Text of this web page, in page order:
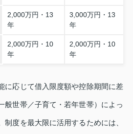
2,000万円・13
年
3,000万円・13
年
2,000万円・10
年
2,000万円・10
年
に応じて借入限度額や控除期間に差
般世帯／子育て・若年世帯）によっ
制度を最大限に活用するためには、